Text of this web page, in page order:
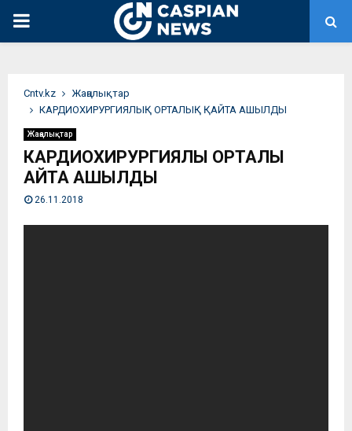
PRIMARY
Сntv.kz
Жаңалықтар
КАРДИОХИРУРГИЯЛЫҚ ОРТАЛЫҚ ҚАЙТА АШЫЛДЫ
Жаңалықтар
КАРДИОХИРУРГИЯЛЫҚ ОРТАЛЫҚ
ҚАЙТА АШЫЛДЫ
26.11.2018